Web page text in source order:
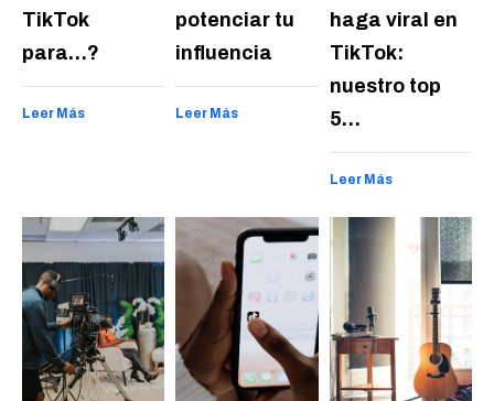
TikTok
para…?
Leer Más
potenciar tu
influencia
Leer Más
haga viral en
TikTok:
nuestro top
5…
Leer Más